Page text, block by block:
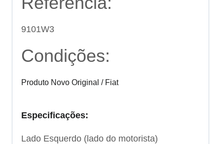
9101W3
Condições:
Produto Novo Original / Fiat
Especificações:
Lado Esquerdo (lado do motorista)